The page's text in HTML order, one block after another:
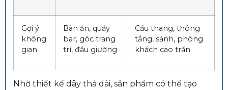
Gợi ý
không
gian
Bàn ăn, quầy
bar, góc trang
trí, đầu giường
Cầu thang, thông
tầng, sảnh, phòng
khách cao trần
Nhờ thiết kế dây thả dài, sản phẩm có thể tạo